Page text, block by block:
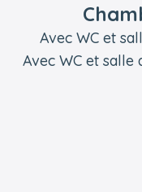
Avec WC et
Avec WC et salle